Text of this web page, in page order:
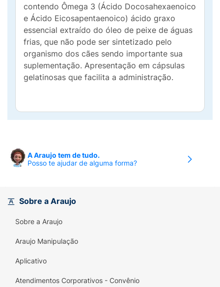
contendo Ômega 3 (Ácido Docosahexaenoico
e Ácido Eicosapentaenoico) ácido graxo
essencial extraído do óleo de peixe de águas
frias, que não pode ser sintetizado pelo
organismo dos cães sendo importante sua
suplementação. Apresentação em cápsulas
gelatinosas que facilita a administração.
A Araujo tem de tudo.
Posso te ajudar de alguma forma?
Sobre a Araujo
Sobre a Araujo
Araujo Manipulação
Aplicativo
Atendimentos Corporativos - Convênio